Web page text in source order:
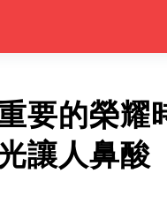
要的榮耀
讓人鼻酸